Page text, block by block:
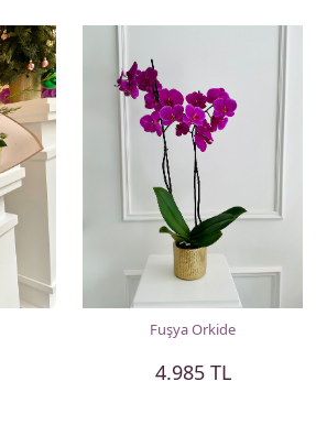
Fuşya Orkide
4.985 TL